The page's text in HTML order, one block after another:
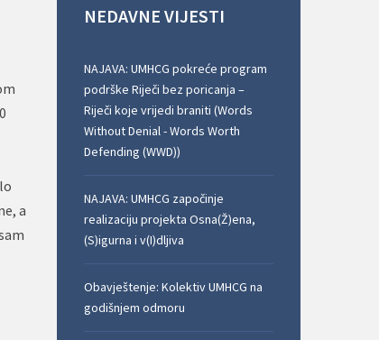
a
NEDAVNE VIJESTI
NAJAVA: UMHCG pokreće program
podrške Riječi bez poricanja –
Riječi koje vrijedi braniti (Words
Without Denial - Words Worth
Defending (WWD))
NAJAVA: UMHCG započinje
realizaciju projekta Osna(Ž)ena,
(S)igurna i v(I)dljiva
Obavještenje: Kolektiv UMHCG na
godišnjem odmoru